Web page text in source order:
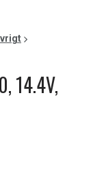
14.4V,